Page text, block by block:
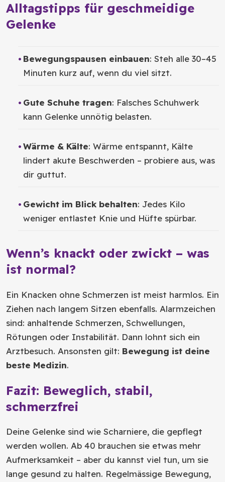
Alltagstipps für geschmeidige
Gelenke
Bewegungspausen einbauen: Steh alle 30–45
Minuten kurz auf, wenn du viel sitzt.
Gute Schuhe tragen: Falsches Schuhwerk
kann Gelenke unnötig belasten.
Wärme & Kälte: Wärme entspannt, Kälte
lindert akute Beschwerden – probiere aus, was
dir guttut.
Gewicht im Blick behalten: Jedes Kilo
weniger entlastet Knie und Hüfte spürbar.
Wenn’s knackt oder zwickt – was
ist normal?
Ein Knacken ohne Schmerzen ist meist harmlos. Ein
Ziehen nach langem Sitzen ebenfalls. Alarmzeichen
sind: anhaltende Schmerzen, Schwellungen,
Rötungen oder Instabilität. Dann lohnt sich ein
Arztbesuch. Ansonsten gilt: Bewegung ist deine
beste Medizin.
Fazit: Beweglich, stabil,
schmerzfrei
Deine Gelenke sind wie Scharniere, die gepflegt
werden wollen. Ab 40 brauchen sie etwas mehr
Aufmerksamkeit – aber du kannst viel tun, um sie
lange gesund zu halten. Regelmässige Bewegung,